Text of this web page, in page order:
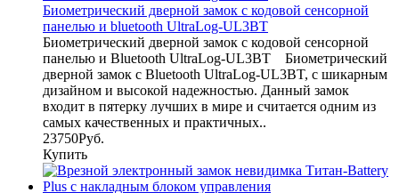
Биометрический дверной замок с кодовой сенсорной
панелью и bluetooth UltraLog-UL3BT
Биометрический дверной замок с кодовой сенсорной
панелью и Bluetooth UltraLog-UL3BT Биометрический
дверной замок c Bluetooth UltraLog-UL3BT, с шикарным
дизайном и высокой надежностью. Данный замок
входит в пятерку лучших в мире и считается одним из
самых качественных и практичных..
23750Руб.
Купить